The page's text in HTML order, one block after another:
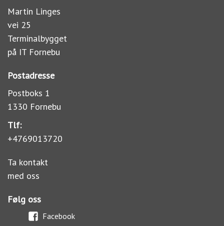
Martin Linges
vei 25
Terminalbygget
på IT Fornebu
Postadresse
Postboks 1
1330 Fornebu
Tlf:
+4769013720
Ta kontakt
med oss
Følg oss
Facebook